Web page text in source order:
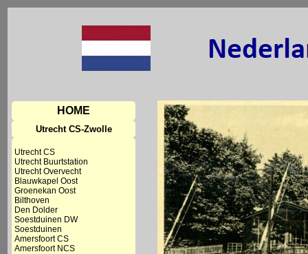
HOME
Utrecht CS-Zwolle
Utrecht CS
Utrecht Buurtstation
Utrecht Overvecht
Blauwkapel Oost
Groenekan Oost
Bilthoven
Den Dolder
Soestduinen DW
Soestduinen
Amersfoort CS
Amersfoort NCS